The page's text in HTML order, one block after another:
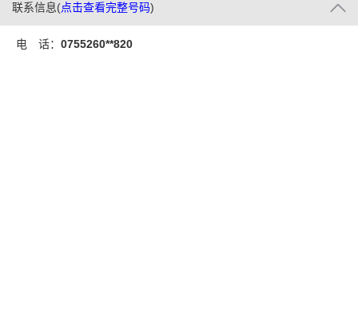
联系信息(点击查看完整号码)
电 话： 0755260**820